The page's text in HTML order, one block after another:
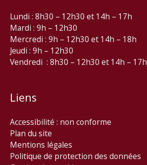
Lundi : 8h30 – 12h30 et 14h – 17h
Mardi : 9h – 12h30
Mercredi : 9h – 12h30 et 14h – 18h
Jeudi : 9h – 12h30
Vendredi : 8h30 – 12h30 et 14h – 17h
Liens
Accessibilité : non conforme
Plan du site
Mentions légales
Politique de protection des données